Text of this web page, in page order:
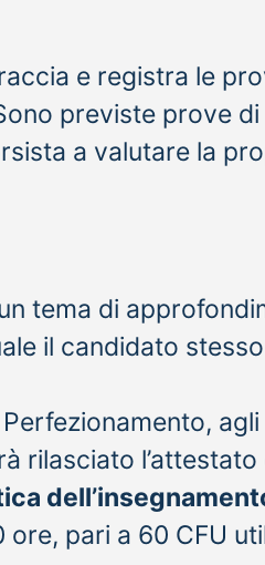
e registra le
previste prove
a valutare la
tema di
il candidato
rilasciato
ore, pari a 60 CFU